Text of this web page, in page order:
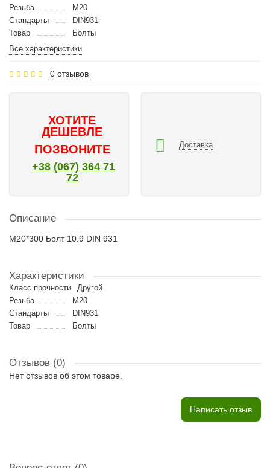
Резьба
M20
Стандарты
DIN931
Товар
Болты
Все характеристики
0 отзывов
ХОТИТЕ
ДЕШЕВЛЕ
ПОЗВОНИТЕ
+38 (067) 364 71
72
Доставка
Описание
M20*300 Болт 10.9 DIN 931
Характеристики
Класс прочности
Другой
Резьба
M20
Стандарты
DIN931
Товар
Болты
Отзывов (0)
Нет отзывов об этом товаре.
Написать отзыв